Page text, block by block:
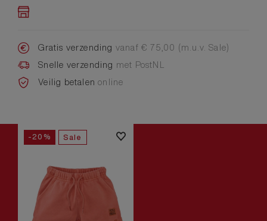
Gratis verzending vanaf € 75,00 (m.u.v. Sale)
Snelle verzending met PostNL
Veilig betalenonline
-20% Sale